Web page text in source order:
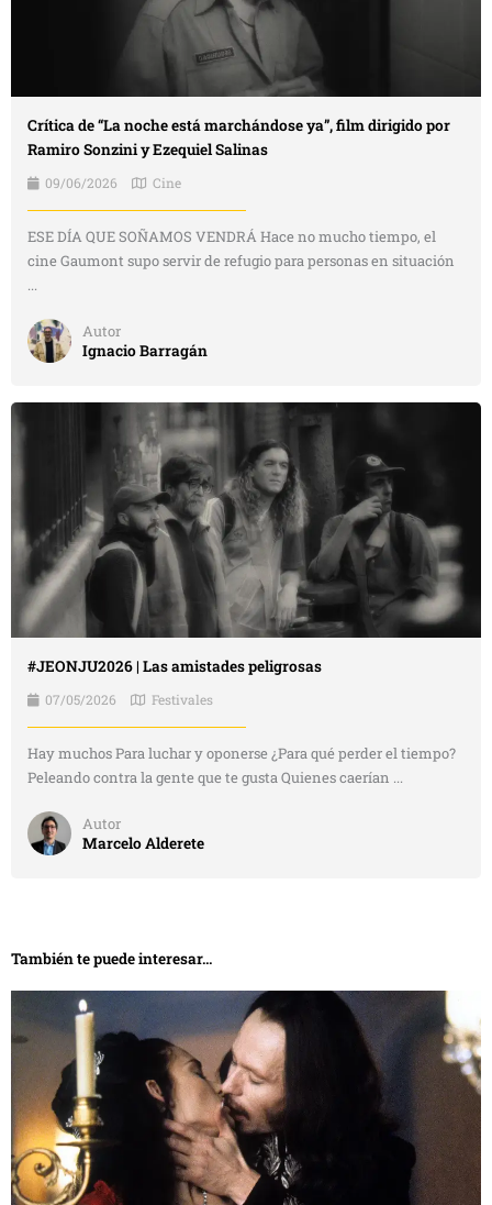
Crítica de “La noche está marchándose ya”, film dirigido por
Ramiro Sonzini y Ezequiel Salinas
09/06/2026 Cine
ESE DÍA QUE SOÑAMOS VENDRÁ Hace no mucho tiempo, el
cine Gaumont supo servir de refugio para personas en situación
...
Autor
Ignacio Barragán
#JEONJU2026 | Las amistades peligrosas
07/05/2026 Festivales
Hay muchos Para luchar y oponerse ¿Para qué perder el tiempo?
Peleando contra la gente que te gusta Quienes caerían ...
Autor
Marcelo Alderete
También te puede interesar...